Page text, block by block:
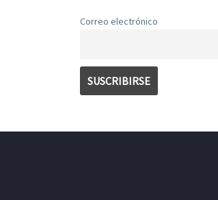
Correo electrónico